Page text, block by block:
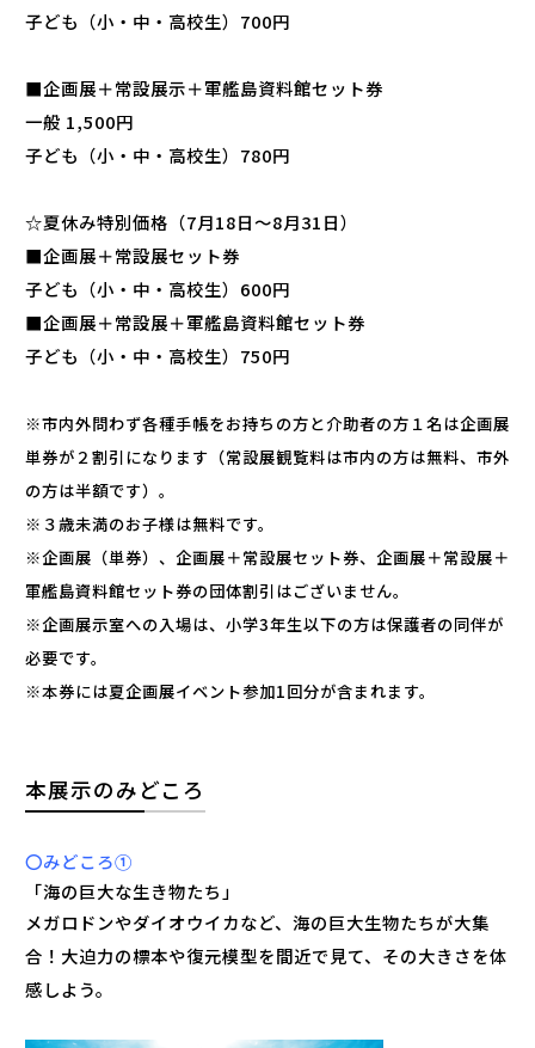
子ども（小・中・高校生）700円
■企画展＋常設展示＋軍艦島資料館セット券
一般 1,500円
子ども（小・中・高校生）780円
☆夏休み特別価格（7月18日～8月31日）
■企画展＋常設展セット券
子ども（小・中・高校生）600円
■企画展＋常設展＋軍艦島資料館セット券
子ども（小・中・高校生）750円
※市内外問わず各種手帳をお持ちの方と介助者の方１名は企画展
単券が２割引になります（常設展観覧料は市内の方は無料、市外
の方は半額です）。
※３歳未満のお子様は無料です。
※企画展（単券）、企画展＋常設展セット券、企画展＋常設展＋
軍艦島資料館セット券の団体割引はございません。
※企画展示室への入場は、小学3年生以下の方は保護者の同伴が
必要です。
※本券には夏企画展イベント参加1回分が含まれます。
本展示のみどころ
〇みどころ①
「海の巨大な生き物たち」
メガロドンやダイオウイカなど、海の巨大生物たちが大集
合！大迫力の標本や復元模型を間近で見て、その大きさを体
感しよう。